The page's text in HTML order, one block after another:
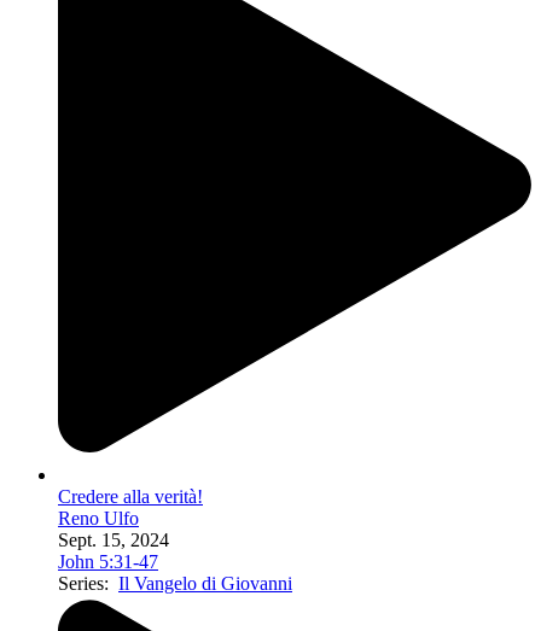
Credere alla verità!
Reno Ulfo
Sept. 15, 2024
John 5:31-47
Series: Il Vangelo di Giovanni